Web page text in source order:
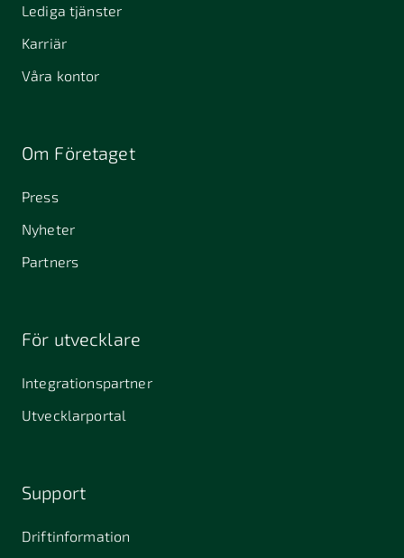
Lediga tjänster
Karriär
Våra kontor
Om Företaget
Press
Nyheter
Partners
För utvecklare
Integrationspartner
Utvecklarportal
Support
Driftinformation